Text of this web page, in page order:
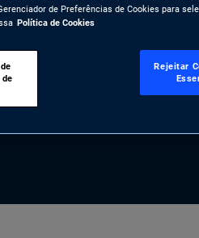
de Preferências de Cookies para
Política de Cookies
Rejeitar